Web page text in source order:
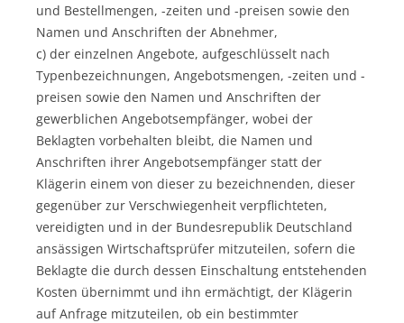
und Bestellmengen, -zeiten und -preisen sowie den
Namen und Anschriften der Abnehmer,
c) der einzelnen Angebote, aufgeschlüsselt nach
Typenbezeichnungen, Angebotsmengen, -zeiten und -
preisen sowie den Namen und Anschriften der
gewerblichen Angebotsempfänger, wobei der
Beklagten vorbehalten bleibt, die Namen und
Anschriften ihrer Angebotsempfänger statt der
Klägerin einem von dieser zu bezeichnenden, dieser
gegenüber zur Verschwiegenheit verpflichteten,
vereidigten und in der Bundesrepublik Deutschland
ansässigen Wirtschaftsprüfer mitzuteilen, sofern die
Beklagte die durch dessen Einschaltung entstehenden
Kosten übernimmt und ihn ermächtigt, der Klägerin
auf Anfrage mitzuteilen, ob ein bestimmter